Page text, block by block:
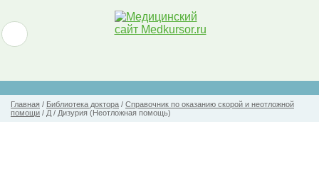
Главная / Библиотека доктора / Справочник по оказанию скорой и неотложной
помощи / Д / Дизурия (Неотложная помощь)